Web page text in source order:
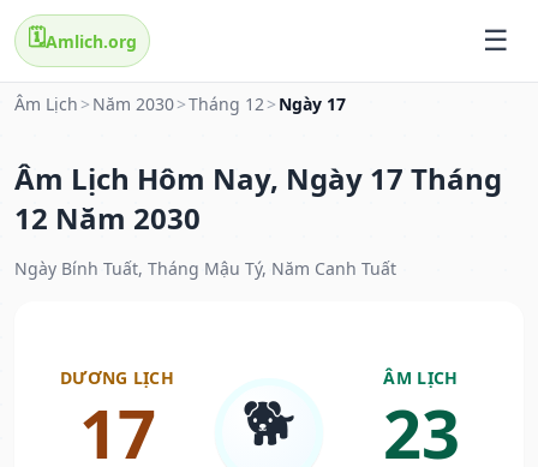
🗓️Amlich.org
Âm Lịch > Năm 2030>Tháng 12> Ngày 17
Âm Lịch Hôm Nay, Ngày 17 Tháng
12 Năm 2030
Ngày Bính Tuất, Tháng Mậu Tý, Năm Canh Tuất
DƯƠNG LỊCH
17 🐕
ÂM LỊCH
23